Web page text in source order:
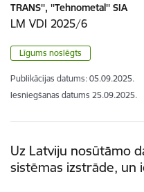
TRANS'', ''Tehnometal'' SIA
LM VDI 2025/6
Līgums noslēgts
Publikācijas datums: 05.09.2025.
Iesniegšanas datums 25.09.2025.
Uz Latviju nosūtāmo
sistēmas izstrāde, un